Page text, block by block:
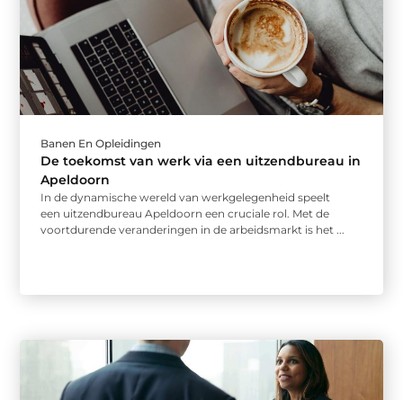
Banen En Opleidingen
De toekomst van werk via een uitzendbureau in
Apeldoorn
In de dynamische wereld van werkgelegenheid speelt
een uitzendbureau Apeldoorn een cruciale rol. Met de
voortdurende veranderingen in de arbeidsmarkt is het ...